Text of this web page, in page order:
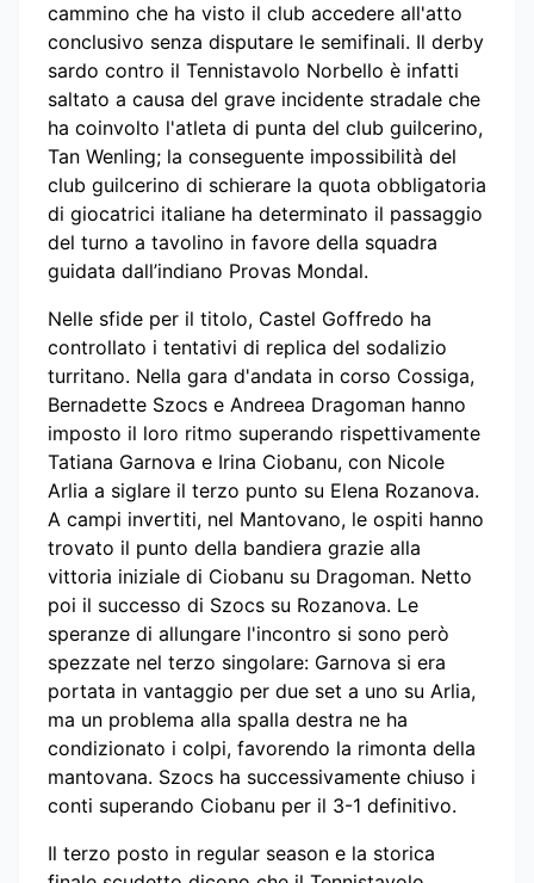
cammino che ha visto il club accedere all'atto
conclusivo senza disputare le semifinali. Il derby
sardo contro il Tennistavolo Norbello è infatti
saltato a causa del grave incidente stradale che
ha coinvolto l'atleta di punta del club guilcerino,
Tan Wenling; la conseguente impossibilità del
club guilcerino di schierare la quota obbligatoria
di giocatrici italiane ha determinato il passaggio
del turno a tavolino in favore della squadra
guidata dall’indiano Provas Mondal.
Nelle sfide per il titolo, Castel Goffredo ha
controllato i tentativi di replica del sodalizio
turritano. Nella gara d'andata in corso Cossiga,
Bernadette Szocs e Andreea Dragoman hanno
imposto il loro ritmo superando rispettivamente
Tatiana Garnova e Irina Ciobanu, con Nicole
Arlia a siglare il terzo punto su Elena Rozanova.
A campi invertiti, nel Mantovano, le ospiti hanno
trovato il punto della bandiera grazie alla
vittoria iniziale di Ciobanu su Dragoman. Netto
poi il successo di Szocs su Rozanova. Le
speranze di allungare l'incontro si sono però
spezzate nel terzo singolare: Garnova si era
portata in vantaggio per due set a uno su Arlia,
ma un problema alla spalla destra ne ha
condizionato i colpi, favorendo la rimonta della
mantovana. Szocs ha successivamente chiuso i
conti superando Ciobanu per il 3-1 definitivo.
Il terzo posto in regular season e la storica